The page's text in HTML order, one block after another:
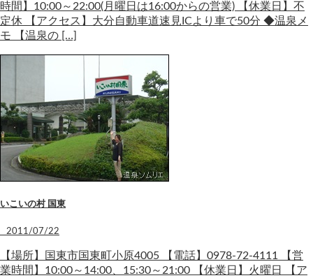
時間】10:00～22:00(月曜日は16:00からの営業) 【休業日】不
定休 【アクセス】大分自動車道速見ICより車で50分 ◆温泉メ
モ 【温泉の […]
いこいの村 国東
2011/07/22
【場所】国東市国東町小原4005 【電話】0978-72-4111 【営
業時間】10:00～14:00、15:30～21:00 【休業日】火曜日 【ア